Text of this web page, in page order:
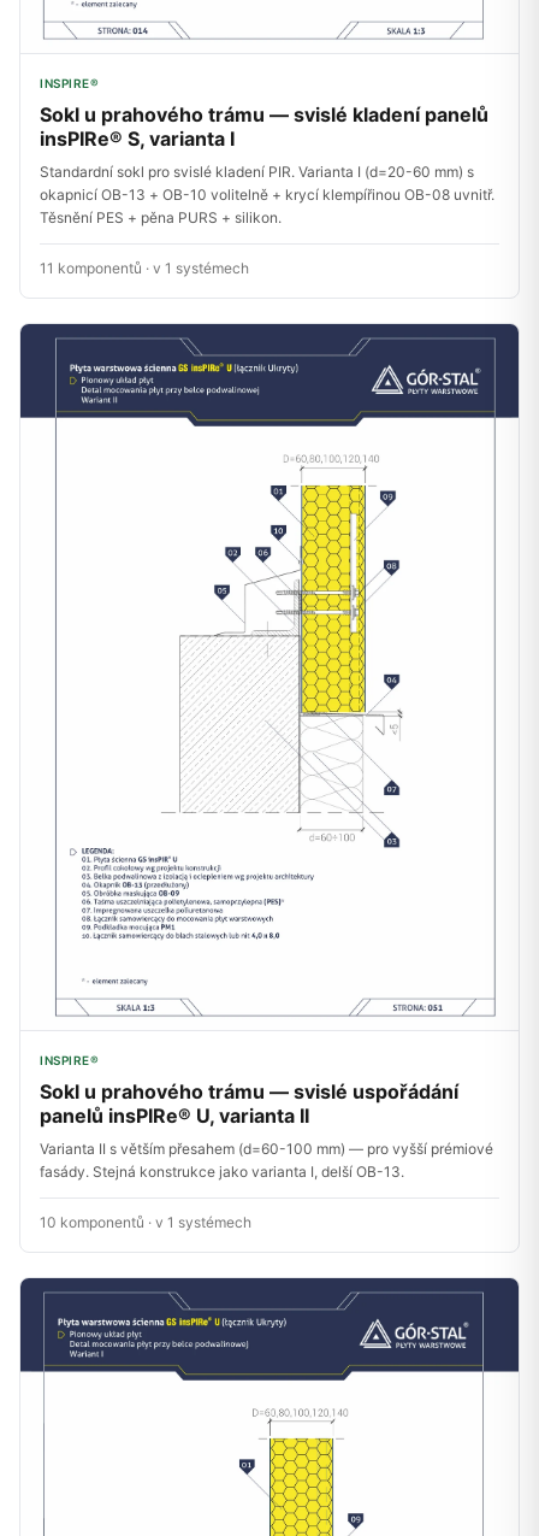
INSPIRE®
Sokl u prahového trámu — svislé kladení panelů
insPIRe® S, varianta I
Standardní sokl pro svislé kladení PIR. Varianta I (d=20-60 mm) s
okapnicí OB-13 + OB-10 volitelně + krycí klempířinou OB-08 uvnitř.
Těsnění PES + pěna PURS + silikon.
11 komponentů · v 1 systémech
INSPIRE®
Sokl u prahového trámu — svislé uspořádání
panelů insPIRe® U, varianta II
Varianta II s větším přesahem (d=60-100 mm) — pro vyšší prémiové
fasády. Stejná konstrukce jako varianta I, delší OB-13.
10 komponentů · v 1 systémech